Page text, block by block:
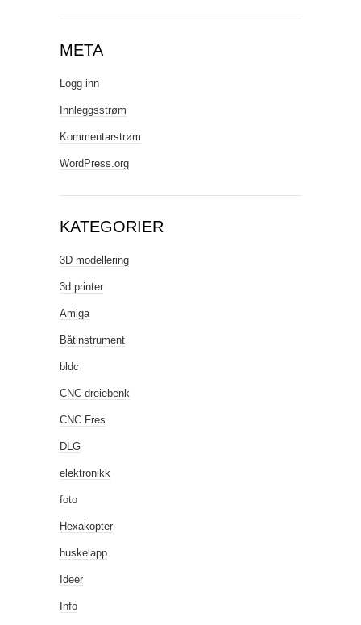
META
Logg inn
Innleggsstrøm
Kommentarstrøm
WordPress.org
KATEGORIER
3D modellering
3d printer
Amiga
Båtinstrument
bldc
CNC dreiebenk
CNC Fres
DLG
elektronikk
foto
Hexakopter
huskelapp
Ideer
Info